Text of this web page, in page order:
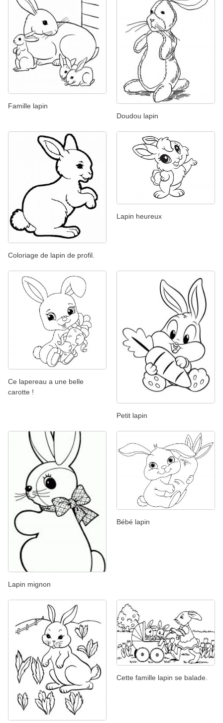
Famille lapin
Doudou lapin
Coloriage de lapin de profil.
Lapin heureux
Ce lapereau a une belle
carotte !
Petit lapin
Lapin mignon
Bébé lapin
Cette famille lapin se balade.